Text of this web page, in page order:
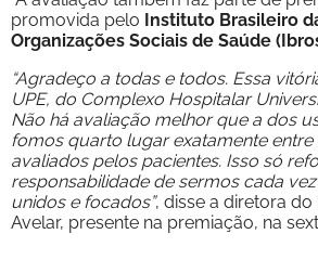
promovida pelo Instituto Brasileiro
Organizações Sociais de Saúde
“Agradeço a todas e todos. Essa
UPE, do Complexo Hospitalar
Não há avaliação melhor que a dos
fomos quarto lugar exatamente entre
avaliados pelos pacientes. Isso só
responsabilidade de sermos cada
unidos e focados”, disse a diretora do
Avelar, presente na premiação, na